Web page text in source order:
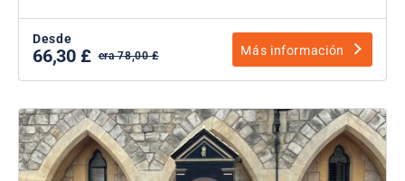
Desde
66,30 £ era 78,00 £ Más información